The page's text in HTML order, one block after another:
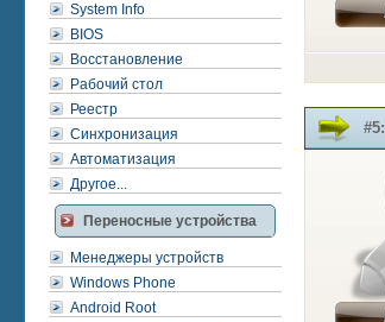
System Info
BIOS
Восстановление
Рабочий стол
Реестр
Синхронизация
Автоматизация
Другое...
Переносные устройства
Менеджеры устройств
Windows Phone
Android Root
#5: